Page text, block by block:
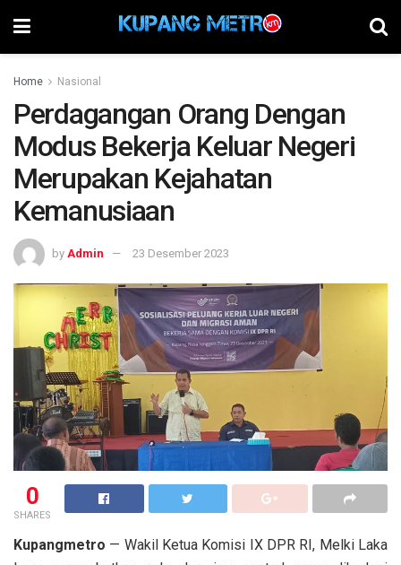
Home Nasional
Perdagangan Orang Dengan
Modus Bekerja Keluar Negeri
Merupakan Kejahatan
Kemanusiaan
by Admin 23 Desember 2023
0
SHARES
Kupangmetro — Wakil Ketua Komisi IX DPR RI, Melki Laka